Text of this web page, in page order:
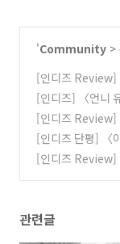
'Community >
[인디즈 Review]
(0)
[인디즈] 〈언니
않아도
(4)
[인디즈 Review]
자들 (5)
[인디즈 단평] 〈
존속하는 것들
(2)
[인디즈 Review]
관련글